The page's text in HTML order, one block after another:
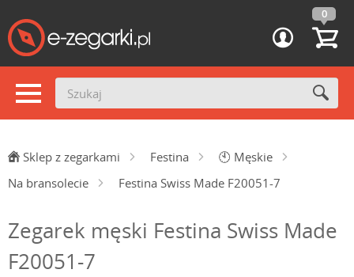
0
Sklep z zegarkami Festina 🕙 Męskie
Na bransolecie
Festina Swiss Made F20051-7
Zegarek męski Festina Swiss Made
F20051-7